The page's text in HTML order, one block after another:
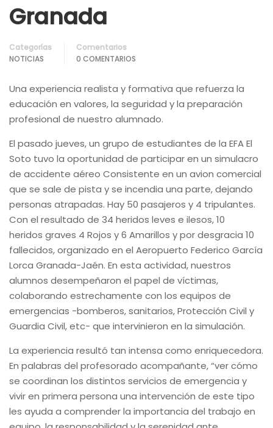
Granada
Categorías
NOTICIAS
Comentarios
0 COMENTARIOS
Una experiencia realista y formativa que refuerza la
educación en valores, la seguridad y la preparación
profesional de nuestro alumnado.
El pasado jueves, un grupo de estudiantes de la EFA El
Soto tuvo la oportunidad de participar en un simulacro
de accidente aéreo Consistente en un avion comercial
que se sale de pista y se incendia una parte, dejando
personas atrapadas. Hay 50 pasajeros y 4 tripulantes.
Con el resultado de 34 heridos leves e ilesos, 10
heridos graves 4 Rojos y 6 Amarillos y por desgracia 10
fallecidos, organizado en el Aeropuerto Federico García
Lorca Granada-Jaén. En esta actividad, nuestros
alumnos desempeñaron el papel de víctimas,
colaborando estrechamente con los equipos de
emergencias -bomberos, sanitarios, Protección Civil y
Guardia Civil, etc- que intervinieron en la simulación.
La experiencia resultó tan intensa como enriquecedora.
En palabras del profesorado acompañante, “ver cómo
se coordinan los distintos servicios de emergencia y
vivir en primera persona una intervención de este tipo
les ayuda a comprender la importancia del trabajo en